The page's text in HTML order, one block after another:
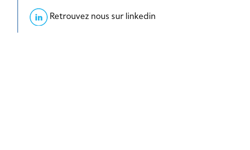
Retrouvez nous sur linkedin